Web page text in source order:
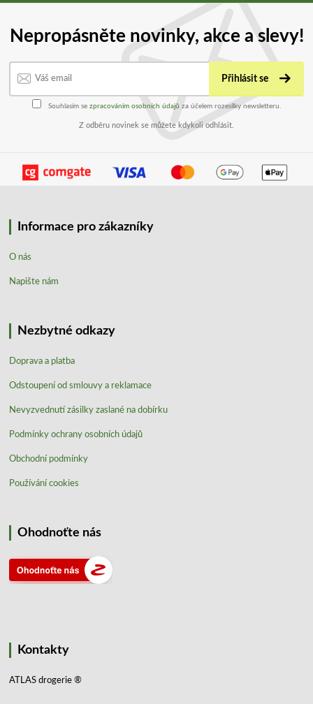
Nepropásněte novinky, akce a slevy!
Přihlásit se
Souhlasím se zpracováním osobních údajů za účelem rozesílky newsletteru.
Z odběru novinek se můžete kdykoli odhlásit.
Informace pro zákazníky
O nás
Napište nám
Nezbytné odkazy
Doprava a platba
Odstoupení od smlouvy a reklamace
Nevyzvednutí zásilky zaslané na dobírku
Podmínky ochrany osobních údajů
Obchodní podmínky
Používání cookies
Ohodnoťte nás
Kontakty
ATLAS drogerie ®